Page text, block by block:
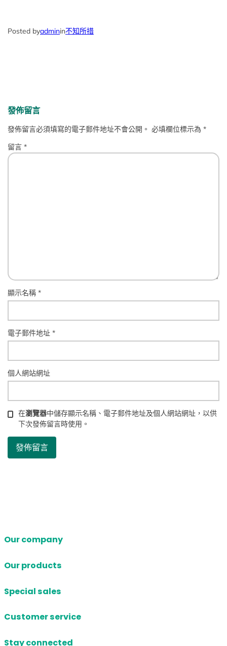
Posted byadminin不知所措
發佈留言
發佈留言必須填寫的電子郵件地址不會公開。 必填欄位標示為*
留言*
顯示名稱*
電子郵件地址*
個人網站網址
在瀏覽器中儲存顯示名稱、電子郵件地址及個人網站網址，以供
下次發佈留言時使用。
Our company
Our products
Special sales
Customer service
Stay connected